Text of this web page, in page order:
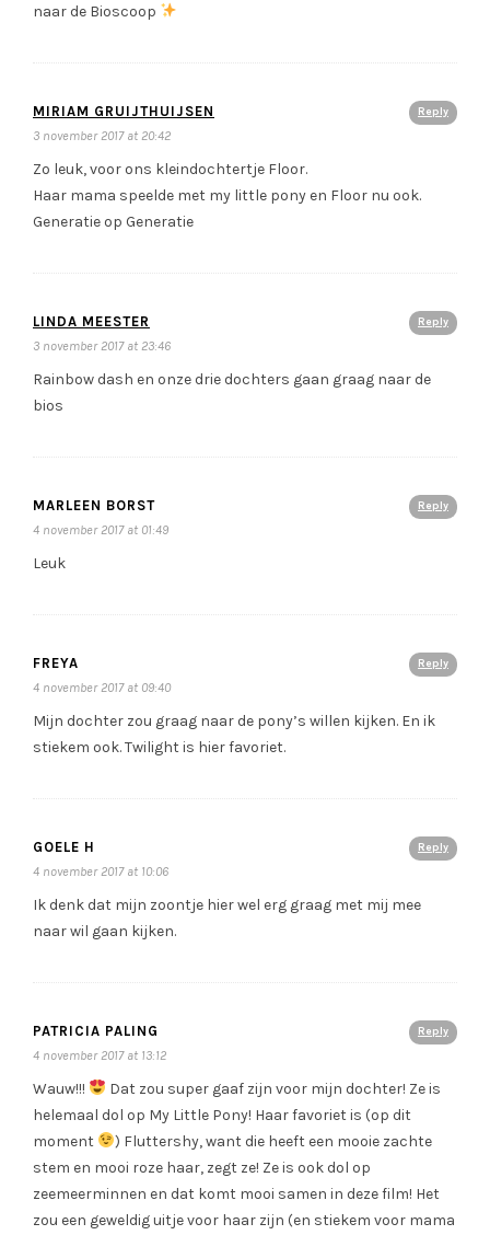
naar de Bioscoop
Reply
MIRIAM GRUIJTHUIJSEN
3 november 2017 at 20:42
Zo leuk, voor ons kleindochtertje Floor.
Haar mama speelde met my little pony en Floor nu ook.
Generatie op Generatie
Reply
LINDA MEESTER
3 november 2017 at 23:46
Rainbow dash en onze drie dochters gaan graag naar de
bios
Reply
MARLEEN BORST
4 november 2017 at 01:49
Leuk
Reply
FREYA
4 november 2017 at 09:40
Mijn dochter zou graag naar de pony’s willen kijken. En ik
stiekem ook. Twilight is hier favoriet.
Reply
GOELE H
4 november 2017 at 10:06
Ik denk dat mijn zoontje hier wel erg graag met mij mee
naar wil gaan kijken.
Reply
PATRICIA PALING
4 november 2017 at 13:12
Wauw!!!
Dat zou super gaaf zijn voor mijn dochter! Ze is
helemaal dol op My Little Pony! Haar favoriet is (op dit
moment
) Fluttershy, want die heeft een mooie zachte
stem en mooi roze haar, zegt ze! Ze is ook dol op
zeemeerminnen en dat komt mooi samen in deze film! Het
zou een geweldig uitje voor haar zijn (en stiekem voor mama